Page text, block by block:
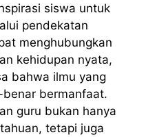
siswa untuk
pendekatan
menghubungkan
kehidupan nyata,
bahwa ilmu yang
bermanfaat.
guru bukan hanya
tetapi juga